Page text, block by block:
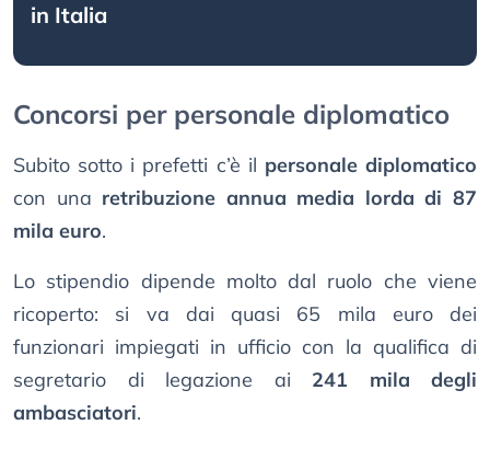
in Italia
Concorsi per personale diplomatico
Subito sotto i prefetti c’è il personale diplomatico
con una retribuzione annua media lorda di 87
mila euro.
Lo stipendio dipende molto dal ruolo che viene
ricoperto: si va dai quasi 65 mila euro dei
funzionari impiegati in ufficio con la qualifica di
segretario di legazione ai 241 mila degli
ambasciatori.